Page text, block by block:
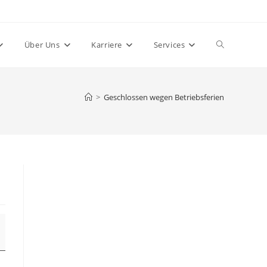
Über Uns Karriere Services Website-
> Geschlossen wegen Betriebsferien